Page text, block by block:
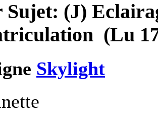
Sujet: (J)
(Lu
Skylight